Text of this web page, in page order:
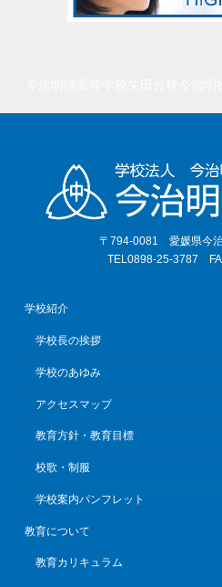
〒794-0081 愛媛県今
TEL0898-25-3787
学校紹介
学校長の挨拶
学校のあゆみ
アクセスマップ
教育方針・教育目標
校歌・制服
学校案内パンフレット
教育について
教育カリキュラム